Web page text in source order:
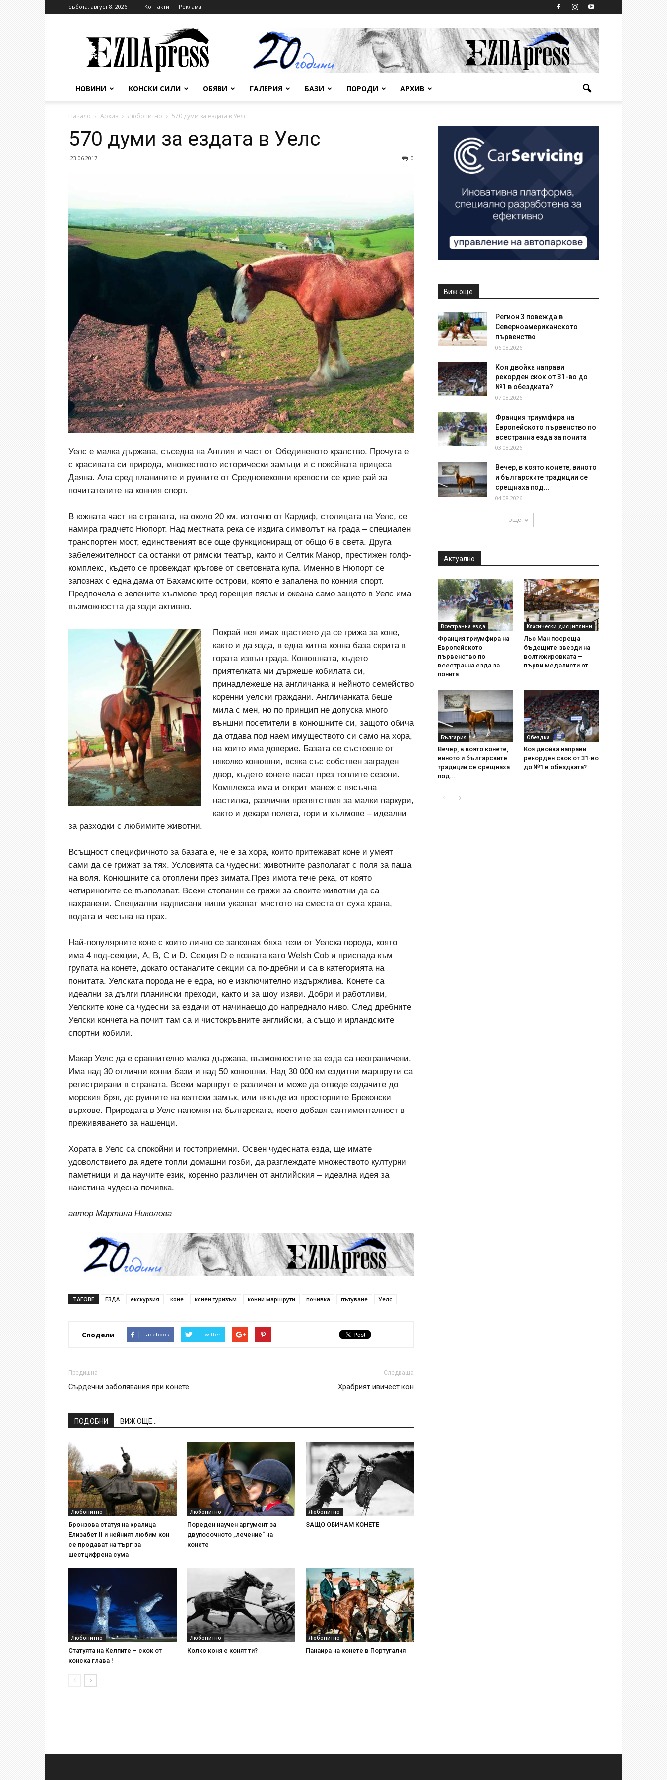
събота, август 8, 2026 Контакти Реклама
НОВИНИ КОНСКИ СИЛИ ОБЯВИ ГАЛЕРИЯ БАЗИ ПОРОДИ АРХИВ
Начало Архив Любопитно 570 думи за ездата в Уелс
570 думи за ездата в Уелс
23.06.2017 0
Уелс е малка държава, съседна на Англия и част от Обединеното кралство. Прочута е
с красивата си природа, множеството исторически замъци и с покойната прицеса
Даяна. Ала сред планините и руините от Средновековни крепости се крие рай за
почитателите на конния спорт.
В южната част на страната, на около 20 км. източно от Кардиф, столицата на Уелс, се
намира градчето Нюпорт. Над местната река се издига символът на града – специален
транспортен мост, единственият все още функциониращ от общо 6 в света. Друга
забележителност са останки от римски театър, както и Селтик Манор, престижен голф-
комплекс, където се провеждат кръгове от световната купа. Именно в Нюпорт се
запознах с една дама от Бахамските острови, която е запалена по конния спорт.
Предпочела е зелените хълмове пред горещия пясък и океана само защото в Уелс има
възможността да язди активно.
Покрай нея имах щастието да се грижа за коне,
както и да язда, в една китна конна база скрита в
гората извън града. Конюшната, където
приятелката ми държеше кобилата си,
принадлежеше на англичанка и нейното семейство
коренни уелски граждани. Англичанката беше
мила с мен, но по принцип не допуска много
външни посетители в конюшните си, защото обича
да отдава под наем имуществото си само на хора,
на които има доверие. Базата се състоеше от
няколко конюшни, всяка със собствен заграден
двор, където конете пасат през топлите сезони.
Комплекса има и открит манеж с пясъчна
настилка, различни препятствия за малки паркури,
както и декари полета, гори и хълмове – идеални
за разходки с любимите животни.
Всъщност специфичното за базата е, че е за хора, които притежават коне и умеят
сами да се грижат за тях. Условията са чудесни: животните разполагат с поля за паша
на воля. Конюшните са отоплени през зимата.През имота тече река, от която
четириногите се възползват. Всеки стопанин се грижи за своите животни да са
нахранени. Специални надписани ниши указват мястото на сместа от суха храна,
водата и чесъна на прах.
Най-популярните коне с които лично се запознах бяха тези от Уелска порода, която
има 4 под-секции, А, B, C и D. Секция D е позната като Welsh Cob и приспада към
групата на конете, докато останалите секции са по-дребни и са в категорията на
понитата. Уелската порода не е едра, но е изключително издържлива. Конете са
идеални за дълги планински преходи, както и за шоу изяви. Добри и работливи,
Уелските коне са чудесни за ездачи от начинаещо до напреднало ниво. След дребните
Уелски кончета на почит там са и чистокръвните английски, а също и ирландските
спортни кобили.
Макар Уелс да е сравнително малка държава, възможностите за езда са неограничени.
Има над 30 отлични конни бази и над 50 конюшни. Над 30 000 км ездитни маршрути са
регистрирани в страната. Всеки маршрут е различен и може да отведе ездачите до
морския бряг, до руините на келтски замък, или някъде из просторните Бреконски
върхове. Природата в Уелс напомня на българската, което добавя сантименталност в
преживяването за нашенци.
Хората в Уелс са спокойни и гостоприемни. Освен чудесната езда, ще имате
удоволствието да ядете топли домашни гозби, да разглеждате множеството културни
паметници и да научите език, коренно различен от английския – идеална идея за
наистина чудесна почивка.
автор Мартина Николова
ТАГОВЕ ЕЗДА екскурзия коне конен туризъм конни маршрути почивка пътуване Уелс
Сподели Facebook Twitter
Предишна
Сърдечни заболявания при конете
Следваща
Храбрият ивичест кон
ПОДОБНИ ВИЖ ОЩЕ...
Любопитно
Бронзова статуя на кралица
Елизабет II и нейният любим кон
се продават на търг за
шестцифрена сума
Любопитно
Пореден научен аргумент за
двупосочното „лечение“ на
конете
Любопитно
ЗАЩО ОБИЧАМ КОНЕТЕ
Любопитно
Статуята на Келпите – скок от
конска глава !
Любопитно
Колко коня е конят ти?
Любопитно
Панаира на конете в Португалия
Виж още
Регион 3 повежда в
Северноамериканското
първенство
06.08.2026
Коя двойка направи
рекорден скок от 31-во до
№1 в обездката?
07.08.2026
Франция триумфира на
Европейското първенство по
всестранна езда за понита
03.08.2026
Вечер, в която конете, виното
и българските традиции се
срещнаха под...
04.08.2026
още
Актуално
Всестранна езда
Франция триумфира на
Европейското
първенство по
всестранна езда за
понита
Класически дисциплини
Льо Ман посреща
бъдещите звезди на
волтижировката –
първи медалисти от...
България
Вечер, в която конете,
виното и българските
традиции се срещнаха
под...
Обездка
Коя двойка направи
рекорден скок от 31-во
до №1 в обездката?